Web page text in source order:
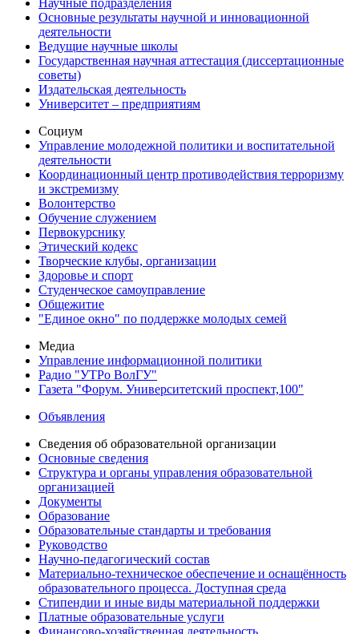
Научные подразделения
Основные результаты научной и инновационной
деятельности
Ведущие научные школы
Государственная научная аттестация (диссертационные
советы)
Издательская деятельность
Университет – предприятиям
Социум
Управление молодежной политики и воспитательной
деятельности
Координационный центр противодействия терроризму
и экстремизму
Волонтерство
Обучение служением
Первокурснику
Этический кодекс
Творческие клубы, организации
Здоровье и спорт
Студенческое самоуправление
Общежитие
"Единое окно" по поддержке молодых семей
Медиа
Управление информационной политики
Радио "УТРо ВолГУ"
Газета "Форум. Университетский проспект,100"
Объявления
Сведения об образовательной организации
Основные сведения
Структура и органы управления образовательной
организацией
Документы
Образование
Образовательные стандарты и требования
Руководство
Научно-педагогический состав
Материально-техническое обеспечение и оснащённость
образовательного процесса. Доступная среда
Стипендии и иные виды материальной поддержки
Платные образовательные услуги